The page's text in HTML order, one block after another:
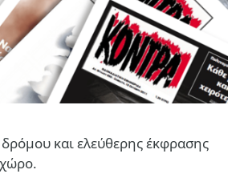
και ελεύθερης έκφρασης